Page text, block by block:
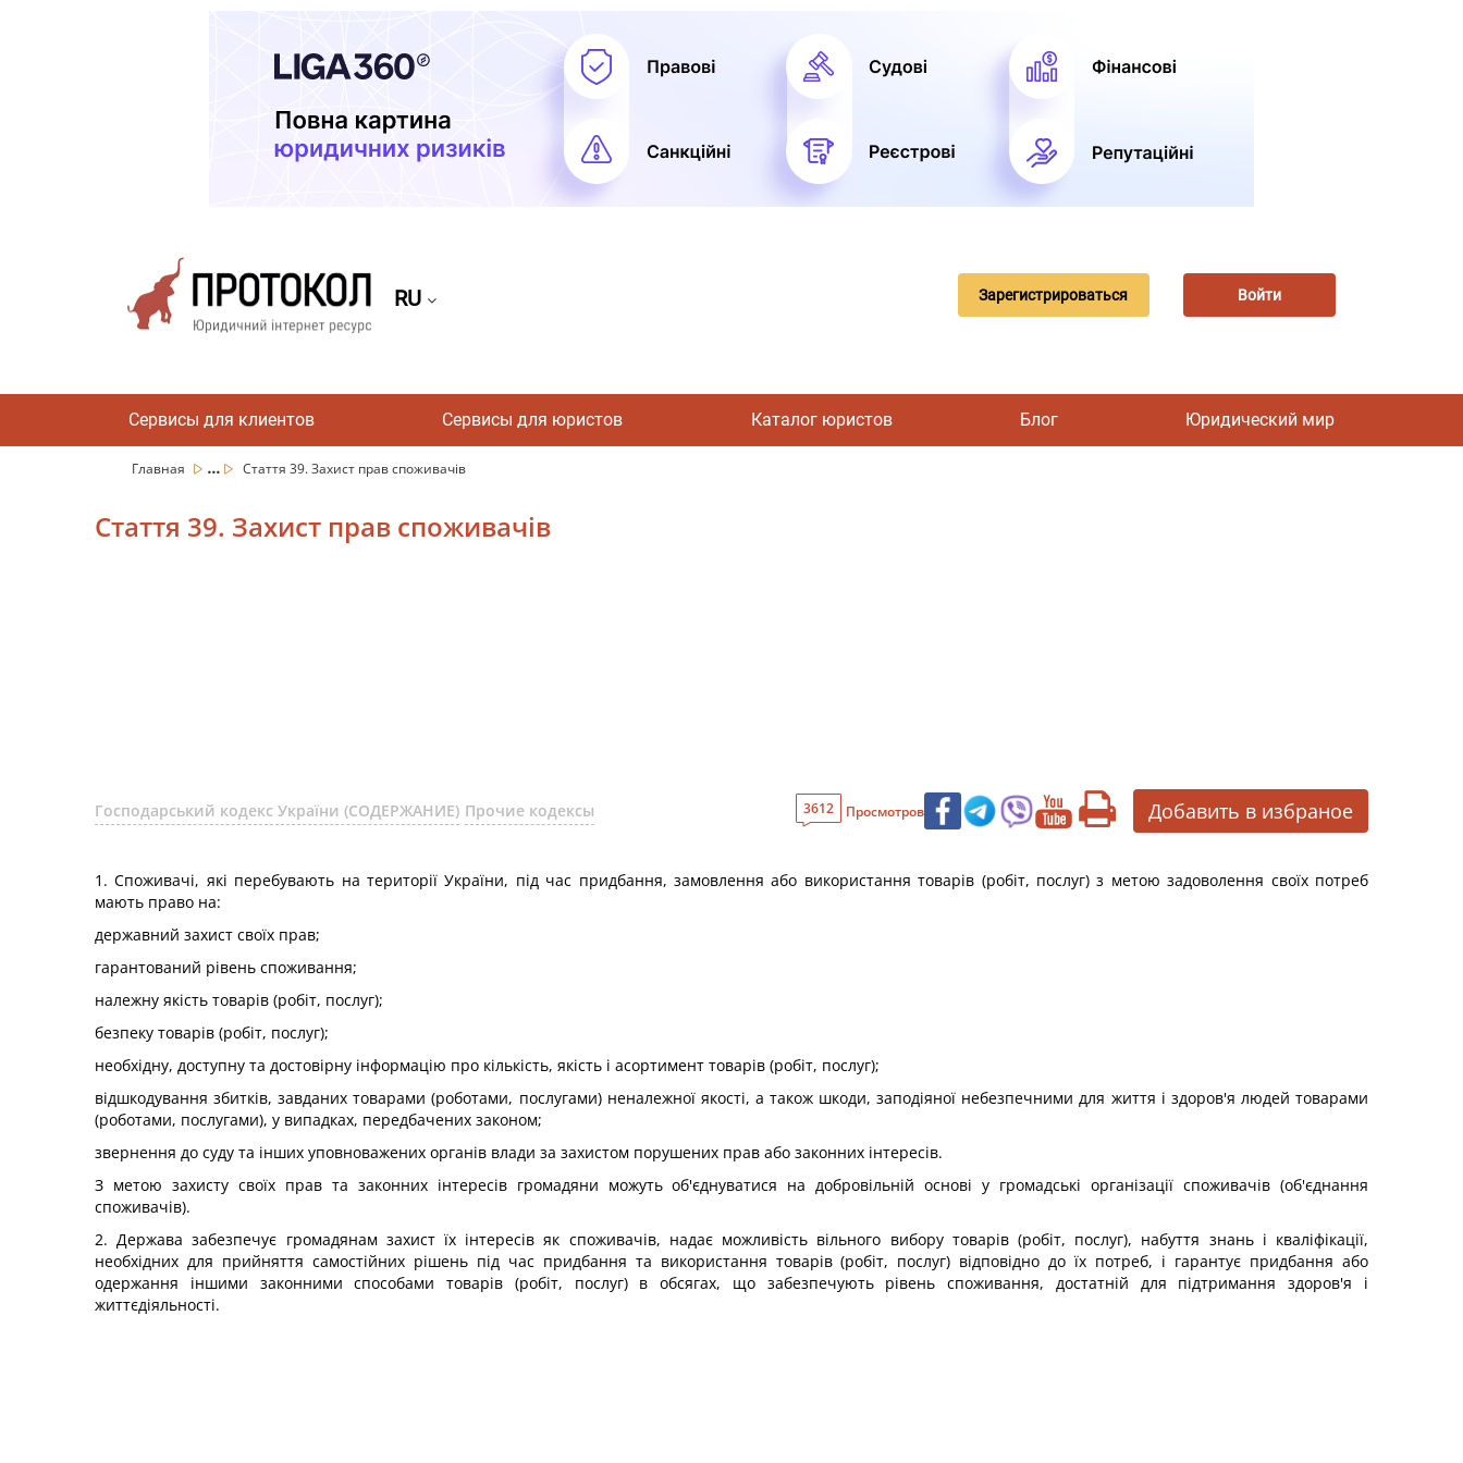
RU Зарегистрироваться Войти
Сервисы для клиентов Сервисы для юристов Каталог юристов Блог Юридический мир
Главная ... Стаття 39. Захист прав споживачів
Стаття 39. Захист прав споживачів
Господарський кодекс України (СОДЕРЖАНИЕ) Прочие кодексы 3612 Просмотров Добавить в избраное
1. Споживачі, які перебувають на території України, під час придбання, замовлення або використання товарів (робіт, послуг) з метою задоволення своїх потреб
мають право на:
державний захист своїх прав;
гарантований рівень споживання;
належну якість товарів (робіт, послуг);
безпеку товарів (робіт, послуг);
необхідну, доступну та достовірну інформацію про кількість, якість і асортимент товарів (робіт, послуг);
відшкодування збитків, завданих товарами (роботами, послугами) неналежної якості, а також шкоди, заподіяної небезпечними для життя і здоров'я людей товарами
(роботами, послугами), у випадках, передбачених законом;
звернення до суду та інших уповноважених органів влади за захистом порушених прав або законних інтересів.
З метою захисту своїх прав та законних інтересів громадяни можуть об'єднуватися на добровільній основі у громадські організації споживачів (об'єднання
споживачів).
2. Держава забезпечує громадянам захист їх інтересів як споживачів, надає можливість вільного вибору товарів (робіт, послуг), набуття знань і кваліфікації,
необхідних для прийняття самостійних рішень під час придбання та використання товарів (робіт, послуг) відповідно до їх потреб, і гарантує придбання або
одержання іншими законними способами товарів (робіт, послуг) в обсягах, що забезпечують рівень споживання, достатній для підтримання здоров'я і
життєдіяльності.